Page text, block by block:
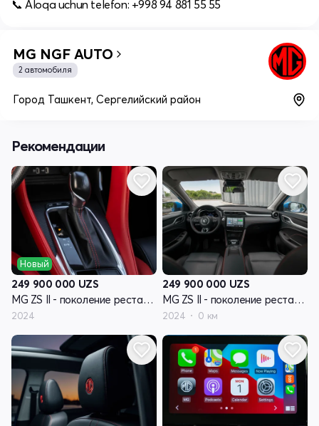
📞 Aloqa uchun telefon: +998 94 881 55 55
MG NGF AUTO
2 автомобиля
Город Ташкент, Сергелийский район
Рекомендации
Новый
249 900 000 UZS
MG ZS II - поколение рестайлинг
2024
249 900 000 UZS
MG ZS II - поколение рестайлинг
2024 0 км